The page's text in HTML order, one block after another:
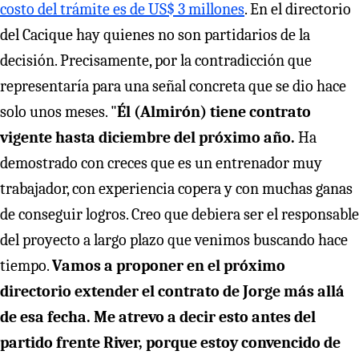
costo del trámite es de US$ 3 millones. En el directorio
del Cacique hay quienes no son partidarios de la
decisión. Precisamente, por la contradicción que
representaría para una señal concreta que se dio hace
solo unos meses. "Él (Almirón) tiene contrato
vigente hasta diciembre del próximo año. Ha
demostrado con creces que es un entrenador muy
trabajador, con experiencia copera y con muchas ganas
de conseguir logros. Creo que debiera ser el responsable
del proyecto a largo plazo que venimos buscando hace
tiempo.Vamos a proponer en el próximo
directorio extender el contrato de Jorge más allá
de esa fecha. Me atrevo a decir esto antes del
partido frente River, porque estoy convencido de